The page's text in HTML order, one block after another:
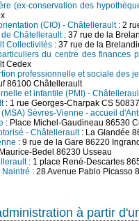
(ex-conservation des
(CIO) - Châtellerault: 2
Châtellerault: 37 rue de la
Collectivités : 37 rue de la
du centre des finances
Cedex
professionnelle et sociale des
86100 Châtellerault
et infantile (PMI) -
: 1 rue Georges-Charpak CS
Sèvres-Vienne - accueil
: Place Michel-Gaudineau 86530
- Châtellerault: La Glandée
: 9 rue de la Gare 86220
Bedel 86230 Usseau
: 1 place René-Descartes
Naintré : 28 Avenue Pablo Picasso
à partir